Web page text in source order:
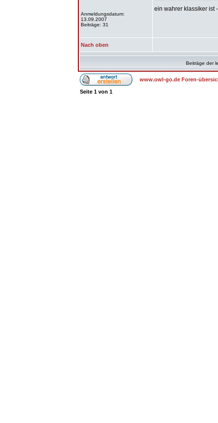
Anmeldungsdatum:
13.09.2007
Beiträge: 31
ein wahrer klassiker ist
Nach oben
Beiträge der
www.owl-go.de Foren-
Seite 1 von 1